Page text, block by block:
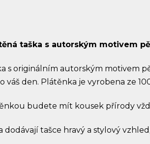
taška s autorským motivem
s originálním autorským motivem
váš den. Plátěnka je vyrobena ze
budete mít kousek přírody
dodávají tašce hravý a stylový